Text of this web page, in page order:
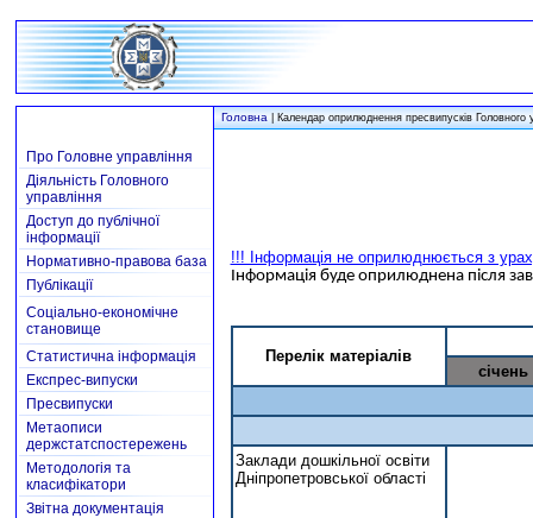
Головна Календар оприлюднення пресвипусків Головного
Про Головне управління
Діяльність Головного
управління
Доступ до публічної
інформації
Нормативно-правова база
Публікації
Соціально-економічне
становище
Статистична інформація
Експрес-випуски
Пресвипуски
Метаописи
держстатспостережень
Методологія та
класифікатори
Звітна документація
!!! Інформація не оприлюднюється з
Інформація буде оприлюднена після
Перелік матеріалів
січень
Заклади дошкільної освіти
Дніпропетровської області